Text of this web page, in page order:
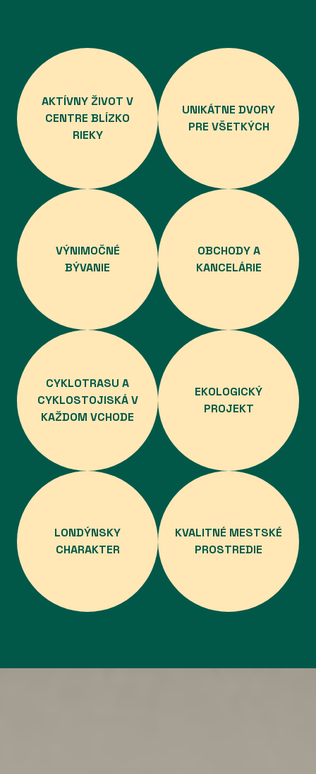
AKTÍVNY ŽIVOT V
CENTRE BLÍZKO
RIEKY
UNIKÁTNE DVORY
PRE VŠETKÝCH
VÝNIMOČNÉ
BÝVANIE
OBCHODY A
KANCELÁRIE
CYKLOTRASU A
CYKLOSTOJISKÁ V
KAŽDOM VCHODE
EKOLOGICKÝ
PROJEKT
LONDÝNSKY
CHARAKTER
KVALITNÉ MESTSKÉ
PROSTREDIE